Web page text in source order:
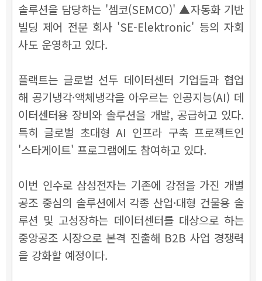
솔루션을 담당하는 '셈코(SEMCO)' ▲자동화 기반
빌딩 제어 전문 회사 'SE-Elektronic' 등의 자회
사도 운영하고 있다.
플랙트는 글로벌 선두 데이터센터 기업들과 협업
해 공기냉각·액체냉각을 아우르는 인공지능(AI) 데
이터센터용 장비와 솔루션을 개발, 공급하고 있다.
특히 글로벌 초대형 AI 인프라 구축 프로젝트인
'스타게이트' 프로그램에도 참여하고 있다.
이번 인수로 삼성전자는 기존에 강점을 가진 개별
공조 중심의 솔루션에서 각종 산업·대형 건물용 솔
루션 및 고성장하는 데이터센터를 대상으로 하는
중앙공조 시장으로 본격 진출해 B2B 사업 경쟁력
을 강화할 예정이다.